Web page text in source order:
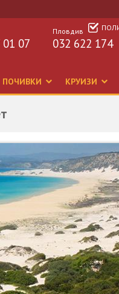
Пловдив
032 622 174
01 07
ПОЧИВКИ КРУИЗИ